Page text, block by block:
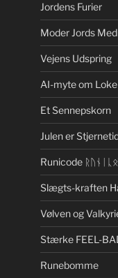
Jordens Furier
Moder Jords
Vejens Udspring
AI-myte om
Et Sennepskorn
Julen er
Runicode
Slægts-kraften
Vølven og
Stærke FEEL-
Runebomme